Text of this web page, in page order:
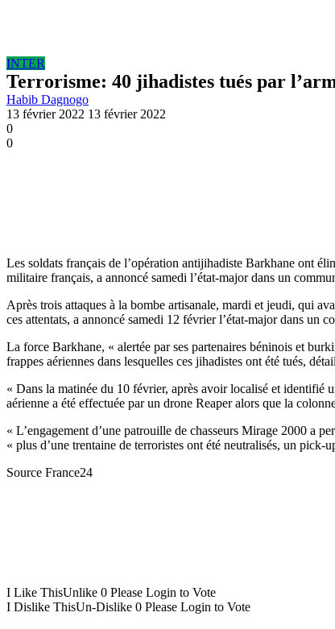
INTER
Terrorisme: 40 jihadistes tués par
Habib Dagnogo
13 février 2022 13 février 2022
0
0
Les soldats français de l’opération antijihadiste Barkhane ont
militaire français, a annoncé samedi l’état-major dans un
Après trois attaques à la bombe artisanale, mardi et jeudi, qui
ces attentats, a annoncé samedi 12 février l’état-major dans un
La force Barkhane, « alertée par ses partenaires béninois et
frappes aériennes dans lesquelles ces jihadistes ont été tués,
« Dans la matinée du 10 février, après avoir localisé et identifié
aérienne a été effectuée par un drone Reaper alors que la
« L’engagement d’une patrouille de chasseurs Mirage 2000 a
« plus d’une trentaine de terroristes ont été neutralisés, un
Source France24
I Like ThisUnlike 0 Please Login to Vote
I Dislike ThisUn-Dislike 0 Please Login to Vote